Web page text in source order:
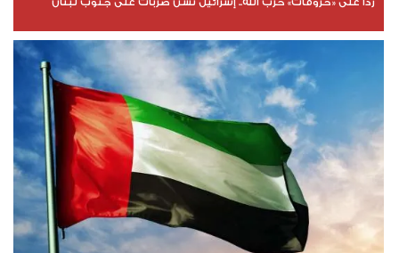
ردا على «خروقات» حزب الله.. إسرائيل تشن ضربات على جنوب لبنان